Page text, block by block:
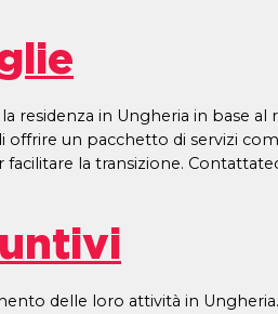
residenza in Ungheria in base
offrire un pacchetto di servizi
la transizione.
delle loro attività in Ungheria.